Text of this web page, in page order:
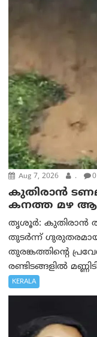
Aug 7, 2026 . 0
കുതിരാൻ
കനത്ത മഴ
തൃശൂർ: കുതിരാൻ
തുടർന്ന്
തുരങ്കത്തിന്റെ
രണ്ടിടങ്ങളിൽ
KERALA